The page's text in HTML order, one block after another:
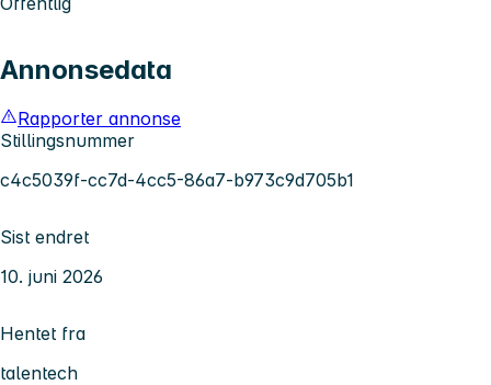
Annonsedata
Rapporter annonse
Stillingsnummer
c4c5039f-cc7d-4cc5-86a7-b973c9d705b1
Sist endret
10. juni 2026
Hentet fra
talentech